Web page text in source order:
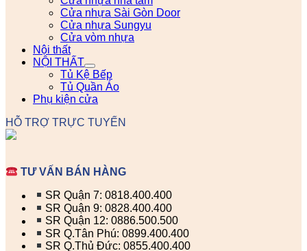
Cửa nhựa Sài Gòn Door
Cửa nhựa Sungyu
Cửa vòm nhựa
Nội thất
NỘI THẤT
Tủ Kệ Bếp
Tủ Quần Áo
Phụ kiện cửa
HỖ TRỢ TRỰC TUYẾN
TƯ VẤN BÁN HÀNG
SR Quận 7: 0818.400.400
SR Quận 9: 0828.400.400
SR Quận 12: 0886.500.500
SR Q.Tân Phú: 0899.400.400
SR Q.Thủ Đức: 0855.400.400